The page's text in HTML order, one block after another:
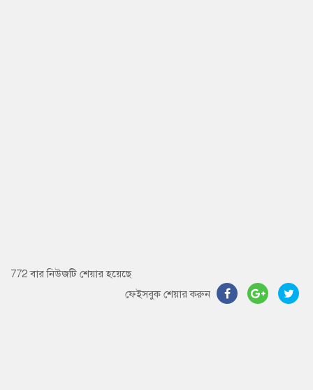
772 বার নিউজটি শেয়ার হয়েছে
ফেইসবুক শেয়ার করুন